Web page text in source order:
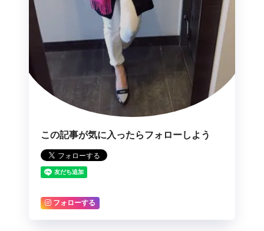
この記事が気に入ったらフォローしよう
フォローする